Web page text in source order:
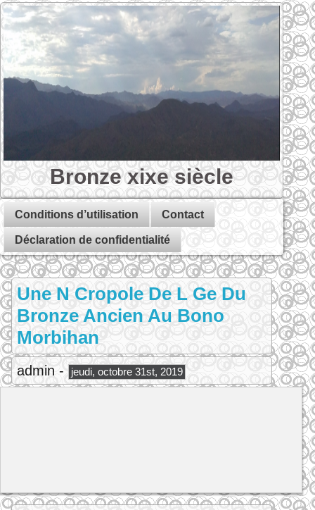
Bronze xixe siècle
Conditions d’utilisation Contact
Déclaration de confidentialité
Une N Cropole De L Ge Du
Bronze Ancien Au Bono
Morbihan
admin - jeudi, octobre 31st, 2019